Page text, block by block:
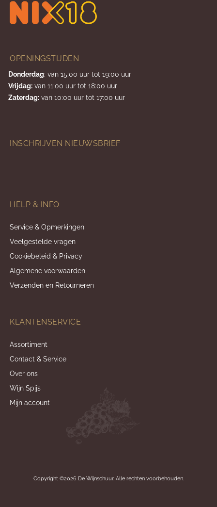
OPENINGSTIJDEN
Donderdag: van 15:00 uur tot 19:00 uur
Vrijdag: van 11:00 uur tot 18:00 uur
Zaterdag: van 10:00 uur tot 17:00 uur
INSCHRIJVEN NIEUWSBRIEF
HELP & INFO
Service & Opmerkingen
Veelgestelde vragen
Cookiebeleid & Privacy
Algemene voorwaarden
Verzenden en Retourneren
KLANTENSERVICE
Assortiment
Contact & Service
Over ons
Wijn Spijs
Mijn account
Copyright ©2026 De Wijnschuur. Alle rechten voorbehouden.